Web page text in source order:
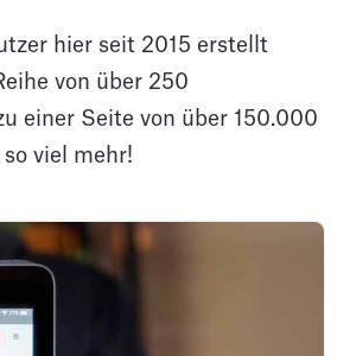
hier seit 2015 erstellt
von über 250
einer Seite von über 150.000
viel mehr!